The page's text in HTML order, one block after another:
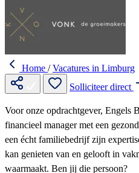
Home / Vacatures in Limburg
Solliciteer direct
Voor onze opdrachtgever, Engels
financieel manager met een
een écht familiebedrijf zijn
kan genieten van en gelooft in
waarmaakt. Ben jij die persoon?